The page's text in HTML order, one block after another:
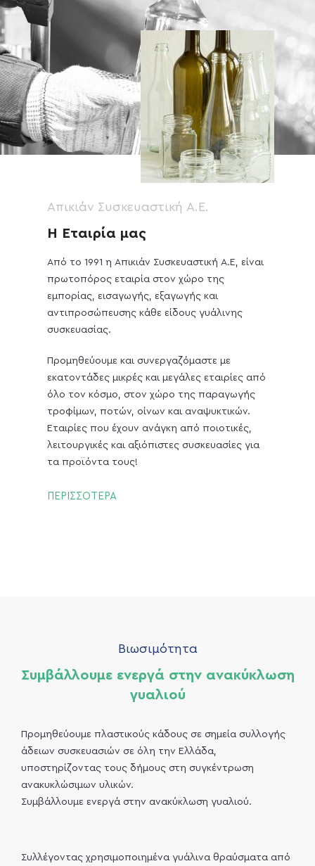
Aπικιάν Συσκευαστική Α.Ε.
Η Εταιρία μας
Από το 1991 η Απικιάν Συσκευαστική Α.Ε, είναι
πρωτοπόρος εταιρία στον χώρο της
εμπορίας, εισαγωγής, εξαγωγής και
αντιπροσώπευσης κάθε είδους γυάλινης
συσκευασίας.
Προμηθεύουμε και συνεργαζόμαστε με
εκατοντάδες μικρές και μεγάλες εταιρίες από
όλο τον κόσμο, στον χώρο της παραγωγής
τροφίμων, ποτών, οίνων και αναψυκτικών.
Εταιρίες που έχουν ανάγκη από ποιοτικές,
λειτουργικές και αξιόπιστες συσκευασίες για
τα προϊόντα τους!
ΠΕΡΙΣΣΟΤΕΡΑ
Βιωσιμότητα
Συμβάλλουμε ενεργά στην ανακύκλωση
γυαλιού
Προμηθεύουμε πλαστικούς κάδους σε σημεία συλλογής
άδειων συσκευασιών σε όλη την Ελλάδα,
υποστηρίζοντας τους δήμους στη συγκέντρωση
ανακυκλώσιμων υλικών.
Συμβάλλουμε ενεργά στην ανακύκλωση γυαλιού.
Συλλέγοντας χρησιμοποιημένα γυάλινα θραύσματα από